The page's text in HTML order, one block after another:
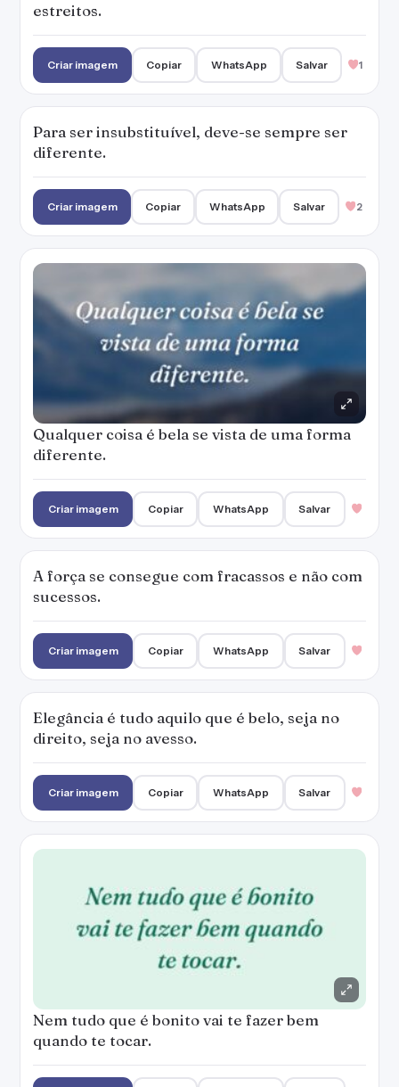
estreitos.
Criar imagem Copiar WhatsApp Salvar 1
Para ser insubstituível, deve-se sempre ser
diferente.
Criar imagem Copiar WhatsApp Salvar 2
Qualquer coisa é bela se vista de uma forma
diferente.
Criar imagem Copiar WhatsApp Salvar
A força se consegue com fracassos e não com
sucessos.
Criar imagem Copiar WhatsApp Salvar
Elegância é tudo aquilo que é belo, seja no
direito, seja no avesso.
Criar imagem Copiar WhatsApp Salvar
Nem tudo que é bonito vai te fazer bem
quando te tocar.